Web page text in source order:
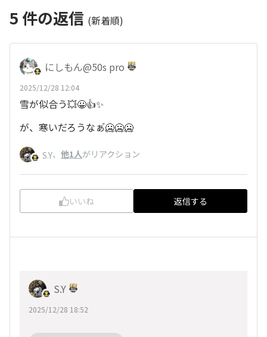
5 件の返信 (新着順)
にしもん@50s pro
2025/12/28 12:04
雪が似合う💥😀👍✨
が、寒いだろうなぁ゙🥶🥶🥶
S.Y、 他1人がリアクション
いいね 返信する
S.Y
2025/12/28 18:52